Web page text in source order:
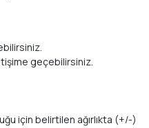
geçebilirsiniz.
için belirtilen ağırlıkta (+/-)